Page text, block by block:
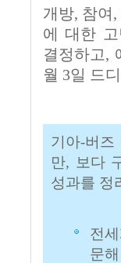
개방, 참여
에 대한
결정하고,
월 3일 드
기아-버즈
만, 보다
성과를 정
전
문